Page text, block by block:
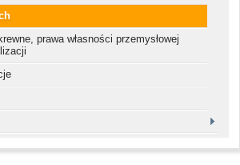
prawa własności przemysłowej